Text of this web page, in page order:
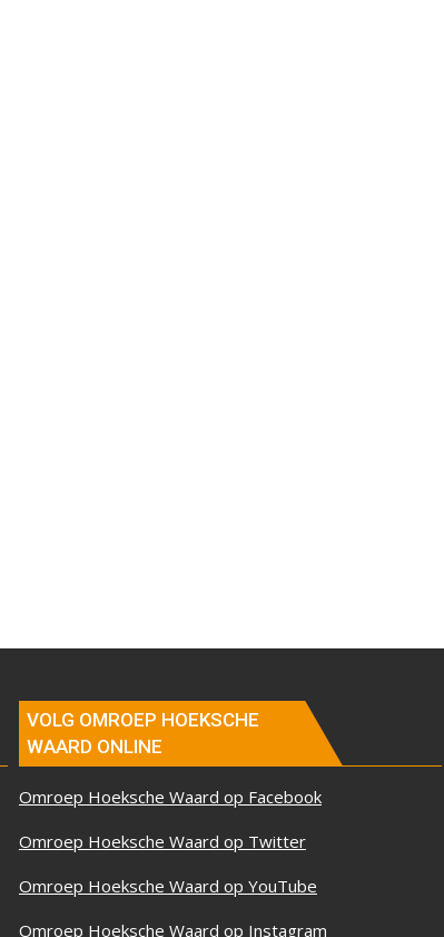
VOLG OMROEP HOEKSCHE
WAARD ONLINE
Omroep Hoeksche Waard op Facebook
Omroep Hoeksche Waard op Twitter
Omroep Hoeksche Waard op YouTube
Omroep Hoeksche Waard op Instagram